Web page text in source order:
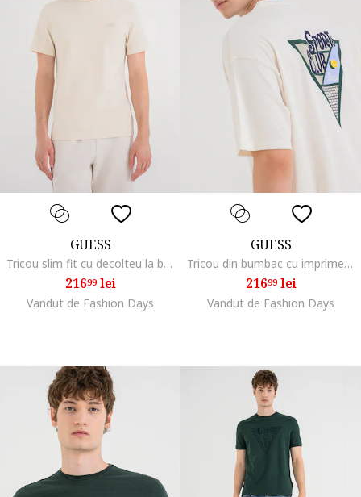
GUESS
Tricou slim fit cu decolteu la baza gatului, Alb fildes
21699lei
Vandut de Fashion Days
GUESS
Tricou din bumbac cu imprimeu grafic pe partea din spate, Verde padure/Alb murdar
21699lei
Vandut de Fashion Days